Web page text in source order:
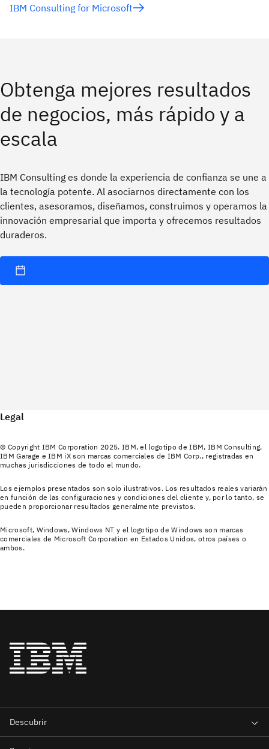
IBM Consulting for Microsoft
Obtenga mejores resultados
de negocios, más rápido y a
escala
IBM Consulting es donde la experiencia de confianza se une a
la tecnología potente. Al asociarnos directamente con los
clientes, asesoramos, diseñamos, construimos y operamos la
innovación empresarial que importa y ofrecemos resultados
duraderos.
Legal
© Copyright IBM Corporation 2025. IBM, el logotipo de IBM, IBM Consulting,
IBM Garage e IBM iX son marcas comerciales de IBM Corp., registradas en
muchas jurisdicciones de todo el mundo.
Los ejemplos presentados son solo ilustrativos. Los resultados reales variarán
en función de las configuraciones y condiciones del cliente y, por lo tanto, se
pueden proporcionar resultados generalmente previstos.
Microsoft, Windows, Windows NT y el logotipo de Windows son marcas
comerciales de Microsoft Corporation en Estados Unidos, otros países o
ambos.